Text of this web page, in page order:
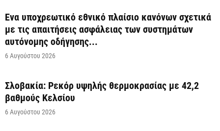
Ένα υποχρεωτικό εθνικό πλαίσιο κανόνων σχετικά
με τις απαιτήσεις ασφάλειας των συστημάτων
αυτόνομης οδήγησης...
6 Αυγούστου 2026
Σλοβακία: Ρεκόρ υψηλής θερμοκρασίας με 42,2
βαθμούς Κελσίου
6 Αυγούστου 2026